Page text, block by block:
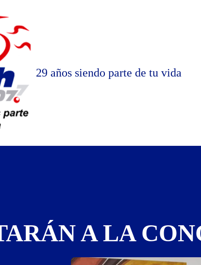
29 años siendo parte de tu vida
A LA